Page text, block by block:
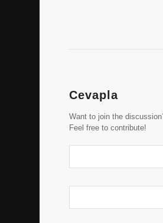
Cevapla
Want to join the
Feel free to contribute!